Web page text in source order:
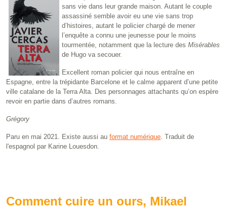
sans vie dans leur grande maison. Autant le couple
assassiné semble avoir eu une vie sans trop
d’histoires, autant le policier chargé de mener
l’enquête a connu une jeunesse pour le moins
tourmentée, notamment que la lecture des Misérables
de Hugo va secouer.
Excellent roman policier qui nous entraîne en
Espagne, entre la trépidante Barcelone et le calme apparent d’une petite
ville catalane de la Terra Alta. Des personnages attachants qu’on espère
revoir en partie dans d’autres romans.
Grégory
Paru en mai 2021. Existe aussi au format numérique . Traduit de
l'espagnol par Karine Louesdon.
Comment cuire un ours, Mikael